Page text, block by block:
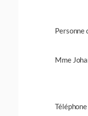
Personne
Mme
Téléphone